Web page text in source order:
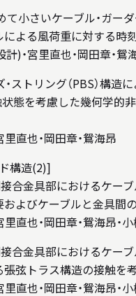
て小さいケーブル・ガー
よる風荷重に対する時
)・宮里直也・岡田章・鴛
ストリング（PBS）構
態を考慮した幾何学的
直也・岡田章・鴛海昂
構造(2)]
合金具部におけるケー
よびケーブルと金具間
直也・岡田章・鴛海昂・
合金具部におけるケー
弦トラス構造の接触を
直也・岡田章・鴛海昂・